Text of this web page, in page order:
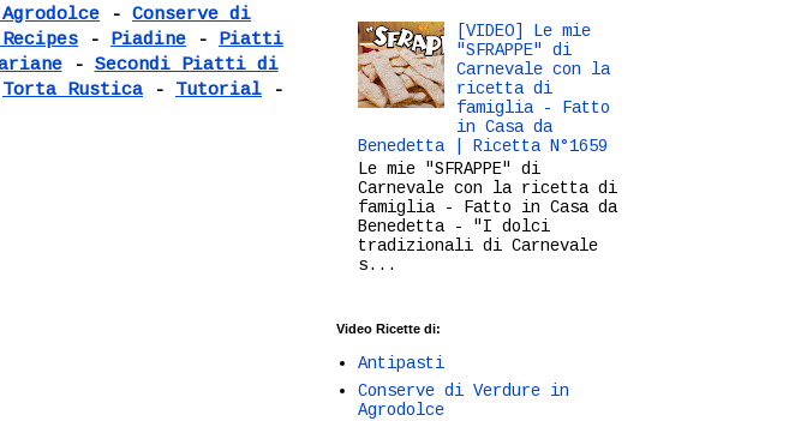
- Conserve di
- Piadine - Piatti
- Secondi Piatti di
Torta Rustica - Tutorial -
[VIDEO] Le mie
"SFRAPPE" di
Carnevale con la
ricetta di
famiglia - Fatto
in Casa da
Benedetta | Ricetta N°1659
Le mie "SFRAPPE" di
Carnevale con la ricetta di
famiglia - Fatto in Casa da
Benedetta - "I dolci
tradizionali di Carnevale
s...
Video Ricette di:
Antipasti
Conserve di Verdure in
Agrodolce